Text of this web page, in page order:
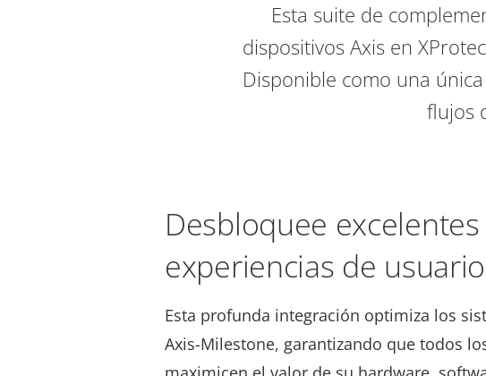
Esta suite de
dispositivos Axis en
Disponible como una
flujos
Desbloquee excelentes
experiencias de usuario
Esta profunda integración optimiza los
Axis-Milestone, garantizando que todos